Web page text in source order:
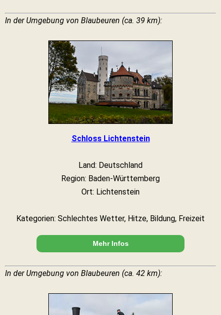
In der Umgebung von Blaubeuren (ca. 39 km):
Schloss Lichtenstein
Land: Deutschland
Region: Baden-Württemberg
Ort: Lichtenstein
Kategorien: Schlechtes Wetter, Hitze, Bildung, Freizeit
Mehr Infos
In der Umgebung von Blaubeuren (ca. 42 km):